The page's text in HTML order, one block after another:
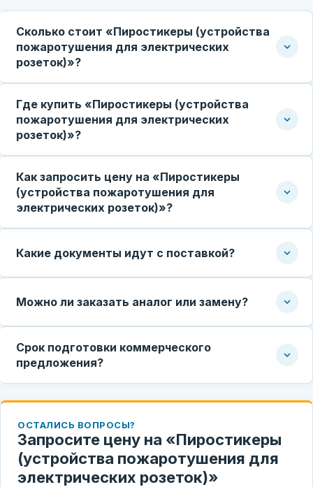
Сколько стоит «Пиростикеры (устройства
пожаротушения для электрических
розеток)»?
Где купить «Пиростикеры (устройства
пожаротушения для электрических
розеток)»?
Как запросить цену на «Пиростикеры
(устройства пожаротушения для
электрических розеток)»?
Какие документы идут с поставкой?
Можно ли заказать аналог или замену?
Срок подготовки коммерческого
предложения?
ОСТАЛИСЬ ВОПРОСЫ?
Запросите цену на «Пиростикеры
(устройства пожаротушения для
электрических розеток)»